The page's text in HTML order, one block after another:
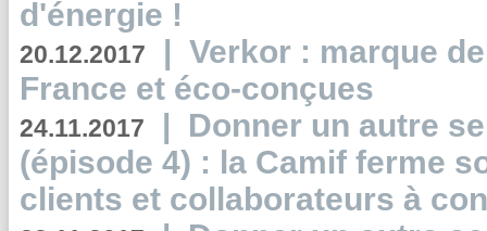
d'énergie !
20.12.2017 | Verkor : marque
France et éco-conçues
24.11.2017 | Donner un autre
(épisode 4) : la Camif ferme
clients et collaborateurs à